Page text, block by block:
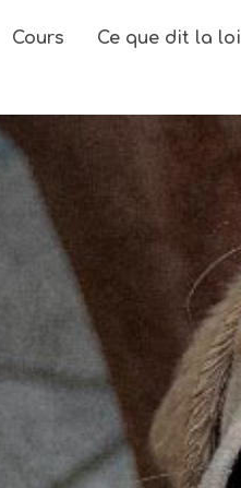
Cours Ce que dit la loi